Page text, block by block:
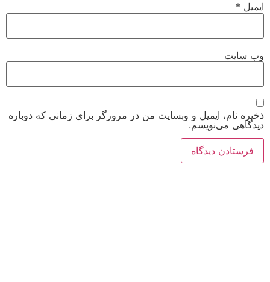
ایمیل *
وب‌ سایت
ذخیره نام، ایمیل و وبسایت من در مرورگر برای زمانی که دوباره
دیدگاهی می‌نویسم.